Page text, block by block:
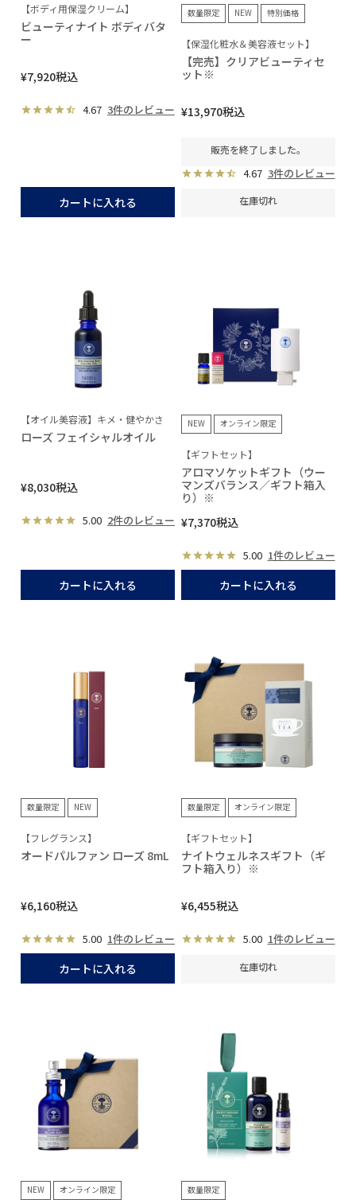
【ボディ用保湿クリーム】
ビューティナイト ボディバタ
ー
¥7,920税込
4.67 3件のレビュー
カートに入れる
数量限定 NEW 特別価格
【保湿化粧水＆美容液セット】
【完売】クリアビューティセ
ット※
¥13,970税込
販売を終了しました。
4.67 3件のレビュー
在庫切れ
【オイル美容液】キメ・健やかさ
ローズ フェイシャルオイル
¥8,030税込
5.00 2件のレビュー
カートに入れる
NEW オンライン限定
【ギフトセット】
アロマソケットギフト（ウー
マンズバランス／ギフト箱入
り）※
¥7,370税込
5.00 1件のレビュー
カートに入れる
数量限定 NEW
【フレグランス】
オードパルファン ローズ 8mL
¥6,160税込
5.00 1件のレビュー
カートに入れる
数量限定 オンライン限定
【ギフトセット】
ナイトウェルネスギフト（ギ
フト箱入り）※
¥6,455税込
5.00 1件のレビュー
在庫切れ
NEW オンライン限定 数量限定